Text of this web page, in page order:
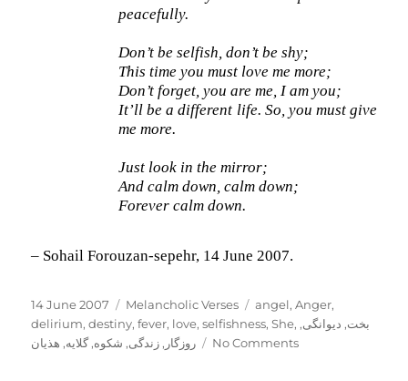
peacefully.
Don’t be selfish, don’t be shy;
This time you must love me more;
Don’t forget, you are me, I am you;
It’ll be a different life. So, you must give
me more.
Just look in the mirror;
And calm down, calm down;
Forever calm down.
– Sohail Forouzan-sepehr, 14 June 2007.
Posted
on
14 June 2007 Categories
Melancholic Verses Tags
angel,Anger,
delirium,destiny,fever, love,selfishness,She, بخت, دیوانگی,
روزگار ,زندگی, شکوه,گلایه, هذیان No Comments